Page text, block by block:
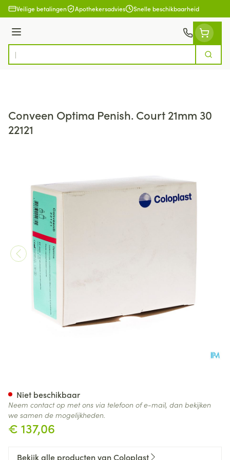
Ga naar de inhoud
Veilige betalingen Apothekersadvies Snelle beschikbaarheid
Menu
Product, merk, categorie...
Zoek
Conveen Optima Penish. Court 21mm 30
22121
€ 137,06
Niet beschikbaar
Neem contact op met ons via telefoon of e-mail, dan bekijken
we samen de mogelijkheden.
Bekijk alle producten van Coloplast